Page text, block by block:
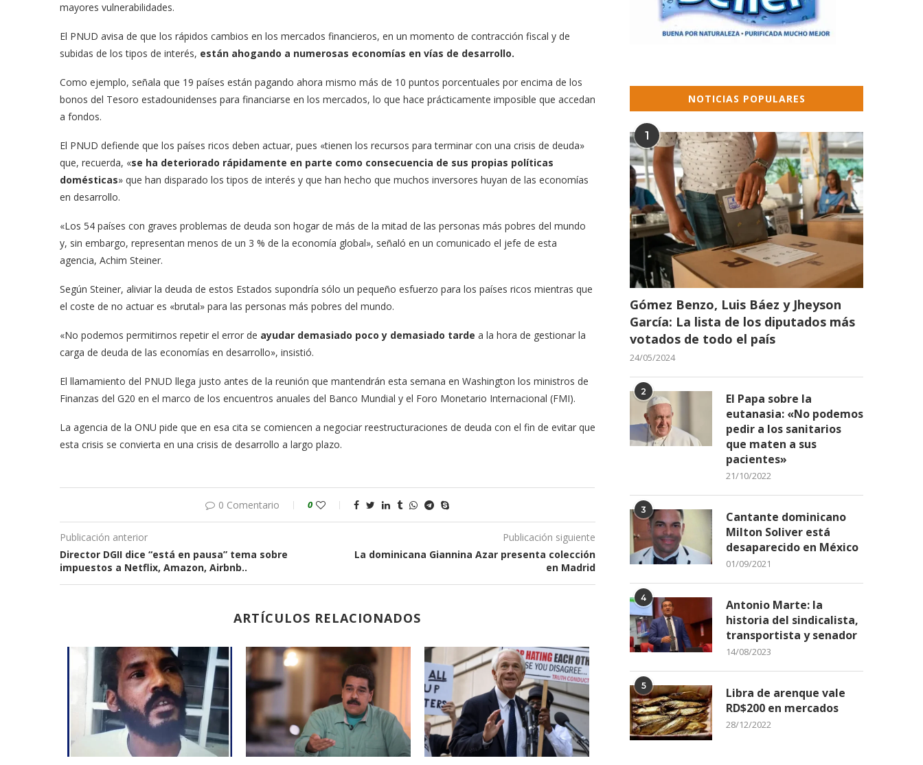
mayores vulnerabilidades.
El PNUD avisa de que los rápidos cambios en los mercados financieros, en un momento de contracción fiscal y de
subidas de los tipos de interés, están ahogando a numerosas economías en vías de desarrollo.
Como ejemplo, señala que 19 países están pagando ahora mismo más de 10 puntos porcentuales por encima de los
bonos del Tesoro estadounidenses para financiarse en los mercados, lo que hace prácticamente imposible que accedan
a fondos.
El PNUD defiende que los países ricos deben actuar, pues «tienen los recursos para terminar con una crisis de deuda»
que, recuerda, «se ha deteriorado rápidamente en parte como consecuencia de sus propias políticas
domésticas» que han disparado los tipos de interés y que han hecho que muchos inversores huyan de las economías
en desarrollo.
«Los 54 países con graves problemas de deuda son hogar de más de la mitad de las personas más pobres del mundo
y, sin embargo, representan menos de un 3 % de la economía global», señaló en un comunicado el jefe de esta
agencia, Achim Steiner.
Según Steiner, aliviar la deuda de estos Estados supondría sólo un pequeño esfuerzo para los países ricos mientras que
el coste de no actuar es «brutal» para las personas más pobres del mundo.
«No podemos permitirnos repetir el error de ayudar demasiado poco y demasiado tarde a la hora de gestionar la
carga de deuda de las economías en desarrollo», insistió.
El llamamiento del PNUD llega justo antes de la reunión que mantendrán esta semana en Washington los ministros de
Finanzas del G20 en el marco de los encuentros anuales del Banco Mundial y el Foro Monetario Internacional (FMI).
La agencia de la ONU pide que en esa cita se comiencen a negociar reestructuraciones de deuda con el fin de evitar que
esta crisis se convierta en una crisis de desarrollo a largo plazo.
0 Comentario 0
Publicación anterior
Director DGII dice “está en pausa” tema sobre
impuestos a Netflix, Amazon, Airbnb..
Publicación siguiente
La dominicana Giannina Azar presenta colección
en Madrid
ARTÍCULOS RELACIONADOS
NOTICIAS POPULARES
1
Gómez Benzo, Luis Báez y Jheyson
García: La lista de los diputados más
votados de todo el país
24/05/2024
2
El Papa sobre la
eutanasia: «No podemos
pedir a los sanitarios
que maten a sus
pacientes»
21/10/2022
3
Cantante dominicano
Milton Soliver está
desaparecido en México
01/09/2021
4
Antonio Marte: la
historia del sindicalista,
transportista y senador
14/08/2023
5
Libra de arenque vale
RD$200 en mercados
28/12/2022